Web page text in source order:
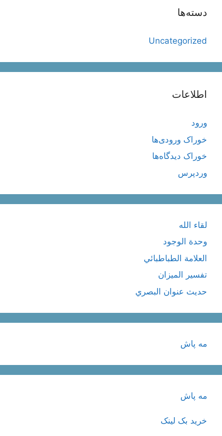
دسته‌ها
Uncategorized
اطلاعات
ورود
خوراک ورودی‌ها
خوراک دیدگاه‌ها
وردپرس
لقاء الله
وحدة الوجود
العلامة الطباطبائي
تفسير الميزان
حديث عنوان البصري
مه پاش
مه پاش
خرید بک لینک